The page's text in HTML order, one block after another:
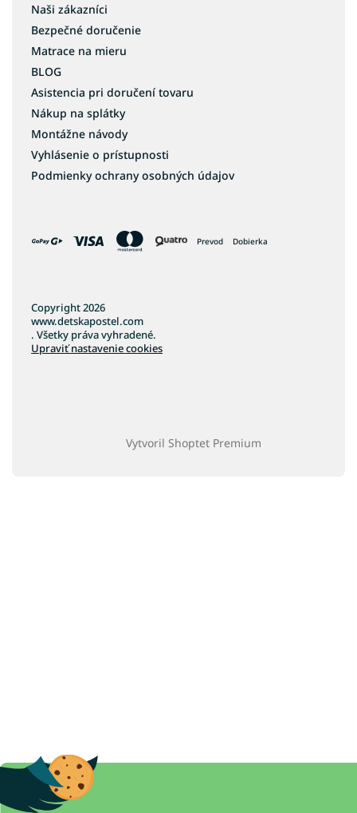
Naši zákazníci
Bezpečné doručenie
Matrace na mieru
BLOG
Asistencia pri doručení tovaru
Nákup na splátky
Montážne návody
Vyhlásenie o prístupnosti
Podmienky ochrany osobných údajov
Prevod Dobierka
Vytvoril Shoptet Premium
Copyright 2026
www.detskapostel.com
. Všetky práva vyhradené.
Upraviť nastavenie cookies